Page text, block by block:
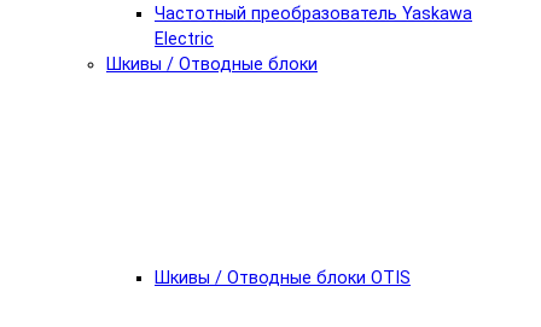
Частотный преобразователь Yaskawa
Electric
Шкивы / Отводные блоки
Шкивы / Отводные блоки OTIS